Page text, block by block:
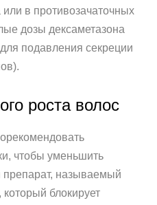
или в противозачаточных
дозы дексаметазона
подавления секреции
роста волос
чтобы уменьшить
препарат, называемый
блокирует